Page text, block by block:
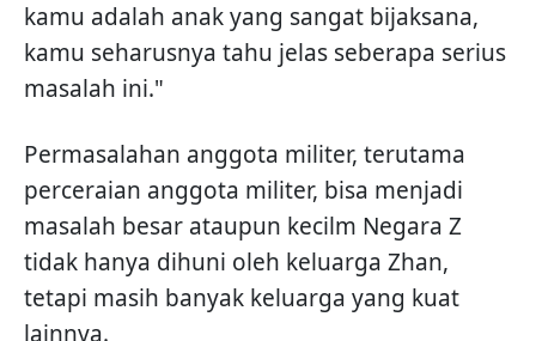
kamu adalah anak yang sangat bijaksana,
kamu seharusnya tahu jelas seberapa serius
masalah ini."
Permasalahan anggota militer, terutama
perceraian anggota militer, bisa menjadi
masalah besar ataupun kecilm Negara Z
tidak hanya dihuni oleh keluarga Zhan,
tetapi masih banyak keluarga yang kuat
lainnya.